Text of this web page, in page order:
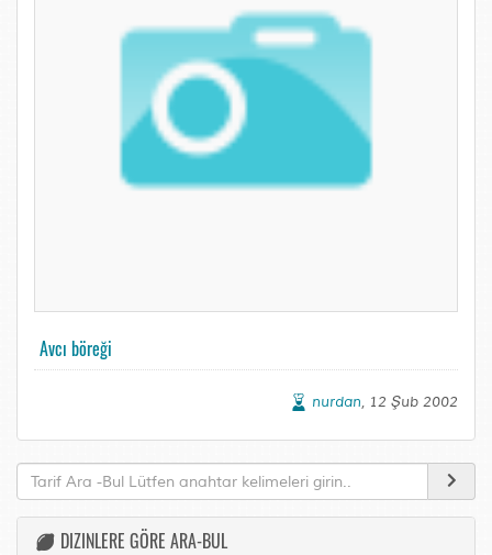
Avcı böreği
nurdan, 12 Şub 2002
DIZINLERE GÖRE ARA-BUL